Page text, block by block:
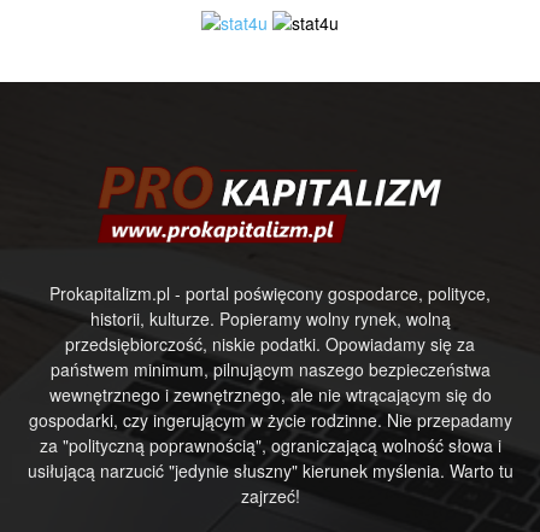
Prokapitalizm.pl - portal poświęcony gospodarce, polityce,
historii, kulturze. Popieramy wolny rynek, wolną
przedsiębiorczość, niskie podatki. Opowiadamy się za
państwem minimum, pilnującym naszego bezpieczeństwa
wewnętrznego i zewnętrznego, ale nie wtrącającym się do
gospodarki, czy ingerującym w życie rodzinne. Nie przepadamy
za "polityczną poprawnością", ograniczającą wolność słowa i
usiłującą narzucić "jedynie słuszny" kierunek myślenia. Warto tu
zajrzeć!